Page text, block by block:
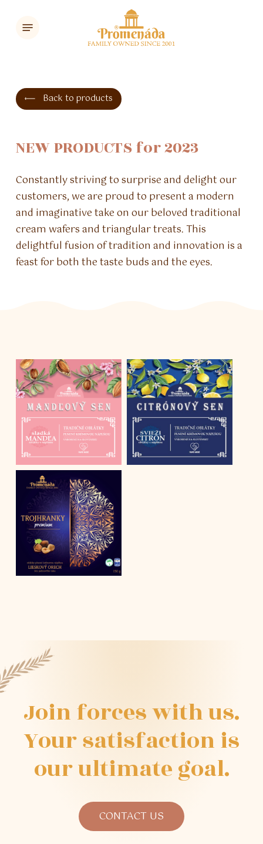
Menu
Back to products
NEWPRODUCTSfor2023
Constantly striving to surprise and delight our
customers, we are proud to present a modern
and imaginative take on our beloved traditional
cream wafers and triangular treats. This
delightful fusion of tradition and innovation is a
feast for both the taste buds and the eyes.
Joinforceswithus.
Yoursatisfactionis
ourultimategoal.
CONTACT US